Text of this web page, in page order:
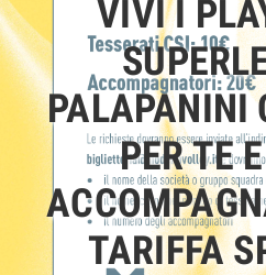
VIVI I
PALAPANINI
PER TE
TARIFFA